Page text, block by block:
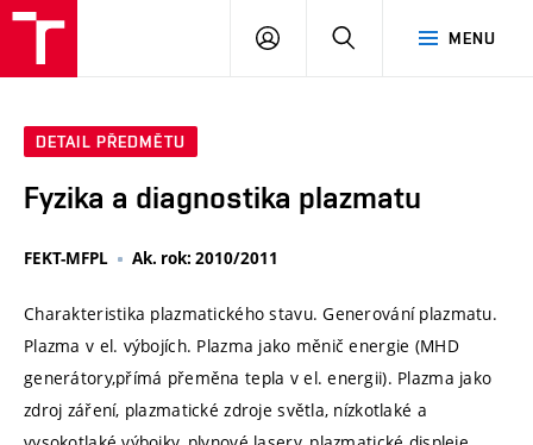
MENU
PŘIHLÁSIT
DETAIL PŘEDMĚTU
Fyzika a diagnostika plazmatu
FEKT-MFPL Ak. rok: 2010/2011
Charakteristika plazmatického stavu. Generování plazmatu.
Plazma v el. výbojích. Plazma jako měnič energie (MHD
generátory,přímá přeměna tepla v el. energii). Plazma jako
zdroj záření, plazmatické zdroje světla, nízkotlaké a